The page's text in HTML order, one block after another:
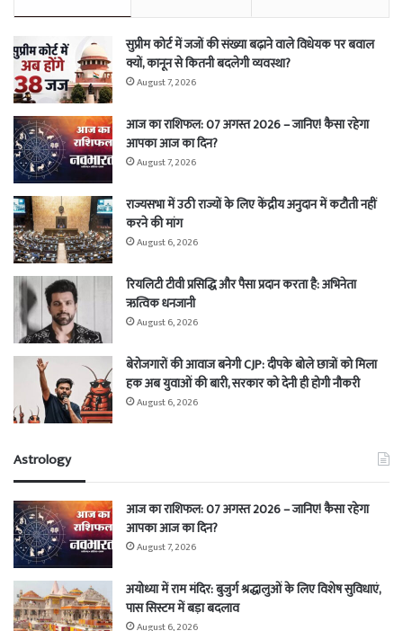
सुप्रीम कोर्ट में जजों की संख्या बढ़ाने वाले विधेयक पर बवाल
क्यों, कानून से कितनी बदलेगी व्यवस्था?
August 7, 2026
आज का राशिफल: 07 अगस्त 2026 – जानिए! कैसा रहेगा
आपका आज का दिन?
August 7, 2026
राज्यसभा में उठी राज्यों के लिए केंद्रीय अनुदान में कटौती नहीं
करने की मांग
August 6, 2026
रियलिटी टीवी प्रसिद्धि और पैसा प्रदान करता है: अभिनेता
ऋत्विक धनजानी
August 6, 2026
बेरोजगारों की आवाज बनेगी CJP: दीपके बोले छात्रों को मिला
हक अब युवाओं की बारी, सरकार को देनी ही होगी नौकरी
August 6, 2026
Astrology
आज का राशिफल: 07 अगस्त 2026 – जानिए! कैसा रहेगा
आपका आज का दिन?
August 7, 2026
अयोध्या में राम मंदिर: बुजुर्ग श्रद्धालुओं के लिए विशेष सुविधाएं,
पास सिस्टम में बड़ा बदलाव
August 6, 2026